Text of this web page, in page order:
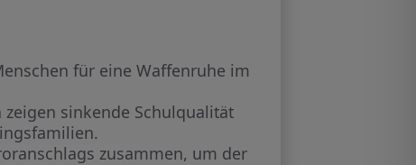
für eine Waffenruhe im
zeigen sinkende Schulqualität
zusammen, um der